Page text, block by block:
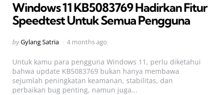
Windows 11 KB5083769 Hadirkan Fitur
Speedtest Untuk Semua Pengguna
Posted
byGylang Satria 4 months ago
Untuk kamu para pengguna Windows 11, perlu diketahui
bahwa update KB5083769 bukan hanya membawa
sejumlah peningkatan keamanan, stabilitas, dan
perbaikan bug penting, namun juga...